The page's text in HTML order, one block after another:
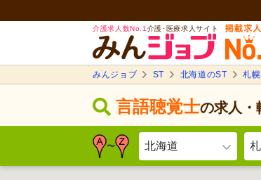
介護求人数No.1 介護･医療求人サイト
みんジョブ ST 北海道のST 札
言語聴覚士の求人・
〜 北海道